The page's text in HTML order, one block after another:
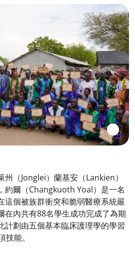
（Jonglei）蘭基安（Lankien）
約爾（Changkuoth Yoal）是一名
這個被族群衝突和脆弱醫療系統嚴
在內共有88名學生成功完成了為期
計劃由五個基本臨床護理學的學習
能。